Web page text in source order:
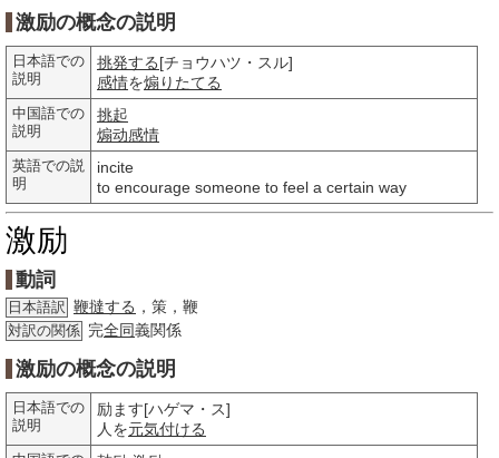
激励の概念の説明
日本語での
説明
挑発する[チョウハツ・スル]
感情を煽りたてる
中国語での
説明
挑起
煽动感情
英語での説
明
incite
to encourage someone to feel a certain way
激励
動詞
日本語訳 鞭撻する ，策，鞭
対訳の関係 完全同義関係
激励の概念の説明
日本語での
説明
励ます[ハゲマ・ス]
人を元気付ける